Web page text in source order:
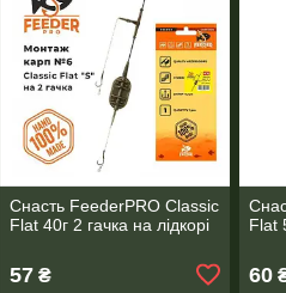
Снасть FeederPRO Classic
Flat 40г 2 гачка на лідкорі
57₴
Flat
60